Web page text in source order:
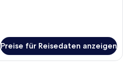
Preise für Reisedaten anzeigen